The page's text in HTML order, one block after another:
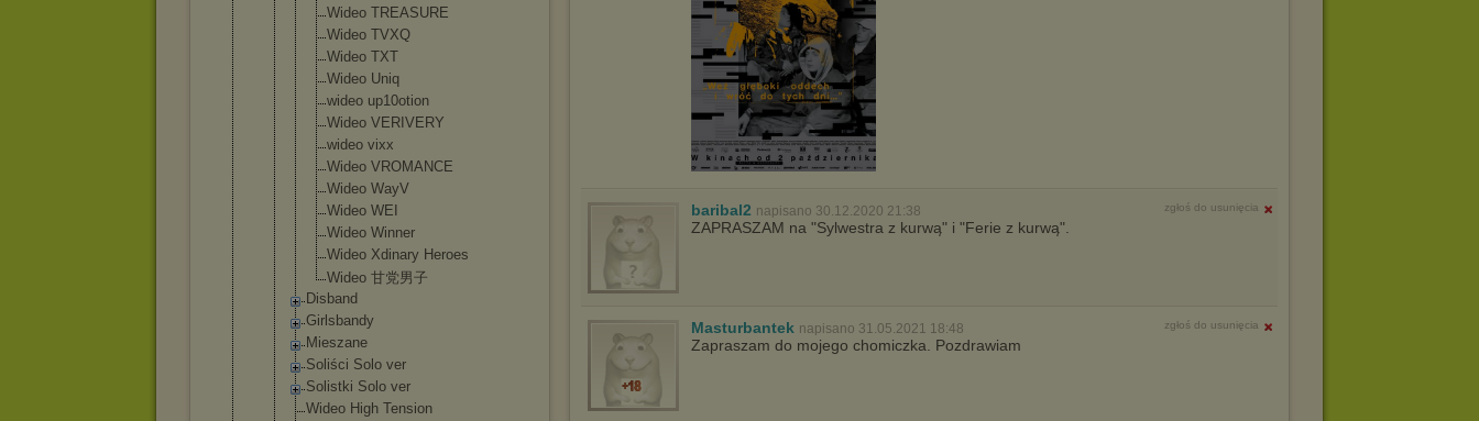
W przypadku braku twojej zgody na akceptację cookies niestety
prosimy o opuszczenie serwisu chomikuj.pl.
Wykorzystanie plików cookiesprzez Zaufanych Partnerów
(dostosowanie reklam do Twoich potrzeb, analiza skuteczności działań
Wyrażenie sprzeciwu spowoduje, że wyświetlana Ci reklama nie
będzie dopasowana do Twoich preferencji, a będzie to reklama
sposób uniemożliwiający przechowywanie plików cookies na
urządzeniu końcowym. Można również usunąć pliki cookies,
dokonując odpowiednich zmian w ustawieniach przeglądarki
Pełną informację na ten temat znajdziesz pod adresem
Wideo TREASURE
Wideo TVXQ
Wideo TXT
Wideo Uniq
wideo up10otion
Wideo VERIVERY
wideo vixx
Wideo VROMANCE
Wideo WayV
Wideo WEI
Wideo Winner
Wideo Xdinary Heroes
Wideo 甘党男子
Disband
Girlsbandy
Mieszane
Soliści Solo ver
Solistki Solo ver
Wideo High Tension
baribal2 napisano 30.12.2020 21:38 zgłoś do usunięcia
ZAPRASZAM na "Sylwestra z kurwą" i "Ferie z kurwą".
Masturbantek napisano 31.05.2021 18:48 zgłoś do usunięcia
Zapraszam do mojego chomiczka. Pozdrawiam